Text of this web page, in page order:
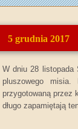
5 grudnia 2017
W dniu 28 listopada
pluszowego
przygotowaną przez
długo zapamiętają